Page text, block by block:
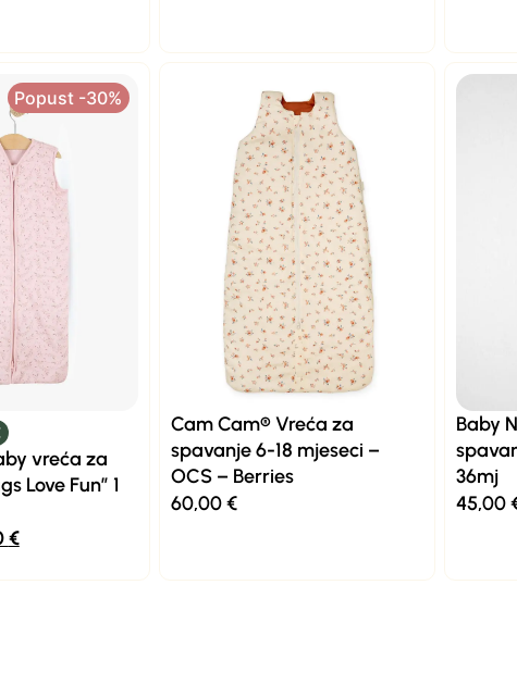
Popust -30%
vreća za
Love Fun” 1
€
Cam Cam® Vreća za
spavanje 6-18 mjeseci –
OCS – Berries
60,00€
Baby
36mj
45,00